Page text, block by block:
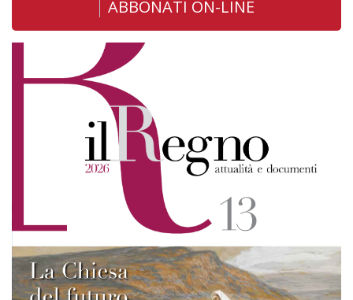
ABBONATI ON-LINE